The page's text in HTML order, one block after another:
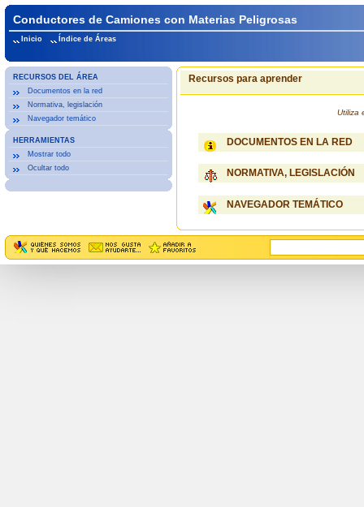
Conductores de Camiones con Materias Peligrosas
Inicio Índice de Áreas
RECURSOS DEL ÁREA
Documentos en la red
Normativa, legislación
Navegador temático
HERRAMIENTAS
Mostrar todo
Ocultar todo
Recursos para aprender
Utiliza
DOCUMENTOS EN LA RED
NORMATIVA, LEGISLACIÓN
NAVEGADOR TEMÁTICO